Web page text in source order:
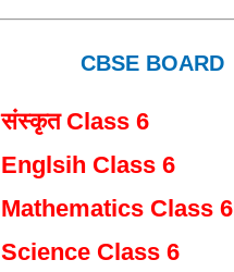
CBSE BOARD
संस्कृत Class 6
Englsih Class 6
Mathematics Class 6
Science Class 6